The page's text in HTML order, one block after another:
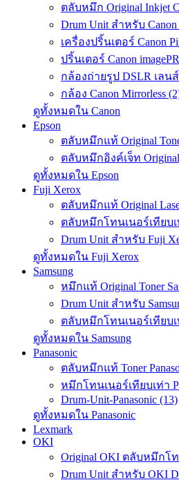
ตลับหมึก Original Inkjet
Drum Unit สำหรับ Canon
เครื่องปริ้นเตอร์ Canon
ปริ้นเตอร์ Canon
กล้องถ่ายรูป DSLR เลนส์
กล้อง Canon Mirrorless
ดูทั้งหมดใน Canon
Epson
ตลับหมึกแท้ Original
ตลับหมึกอิงค์เจ็ท Original
ดูทั้งหมดใน Epson
Fuji Xerox
ตลับหมึกแท้ Original
ตลับหมึกโทนเนอร์เทียบเ
Drum Unit สำหรับ Fuji
ดูทั้งหมดใน Fuji Xerox
Samsung
หมึกแท้ Original Toner
Drum Unit สำหรับ
ตลับหมึกโทนเนอร์เทียบเ
ดูทั้งหมดใน Samsung
Panasonic
ตลับหมึกแท้ Toner
หมึกโทนเนอร์เทียบเท่า
Drum-Unit-Panasonic (13)
ดูทั้งหมดใน Panasonic
Lexmark
OKI
Original OKI ตลับหมึกโ
Drum Unit สำหรับ OKI